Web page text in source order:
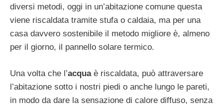
diversi metodi, oggi in un’abitazione comune questa
viene riscaldata tramite stufa o caldaia, ma per una
casa davvero sostenibile il metodo migliore è, almeno
per il giorno, il pannello solare termico.
Una volta che l’acquaè riscaldata, può attraversare
l’abitazione sotto i nostri piedi o anche lungo le pareti,
in modo da dare la sensazione di calore diffuso, senza